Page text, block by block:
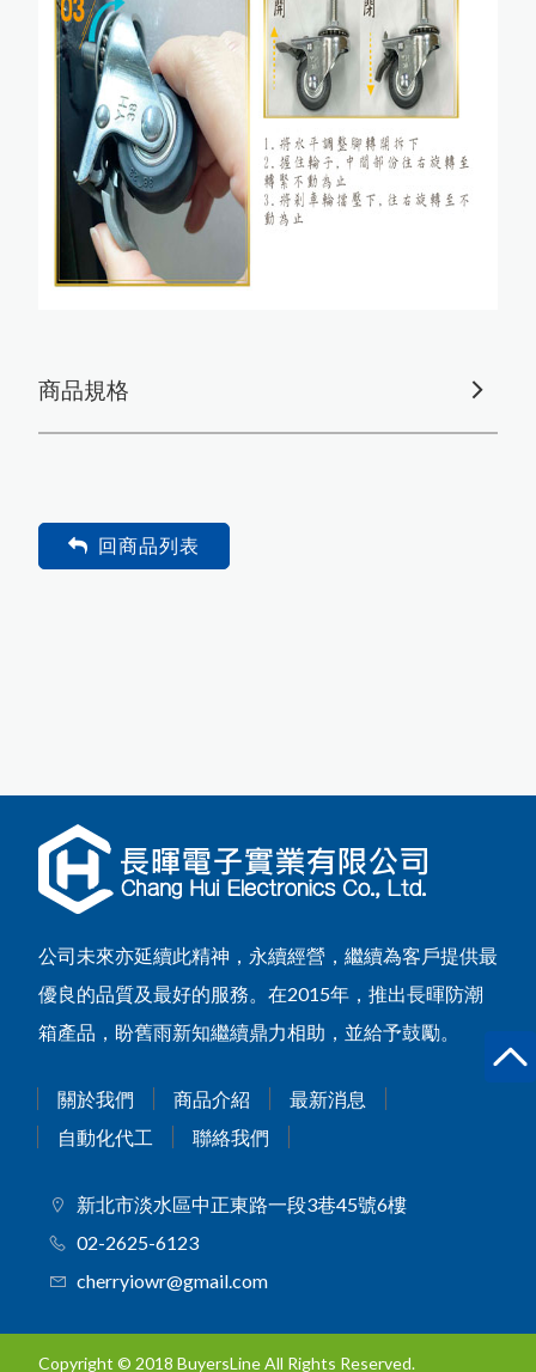
商品規格
回商品列表
公司未來亦延續此精神，永續經營，繼續為客戶提供最
優良的品質及最好的服務。在2015年，推出長暉防潮
箱產品，盼舊雨新知繼續鼎力相助，並給予鼓勵。
關於我們 商品介紹
最新消息
自動化代工
聯絡我們
新北市淡水區中正東路一段3巷45號6樓
02-2625-6123
cherryiowr@gmail.com
Copyright © 2018 BuyersLine All Rights Reserved.